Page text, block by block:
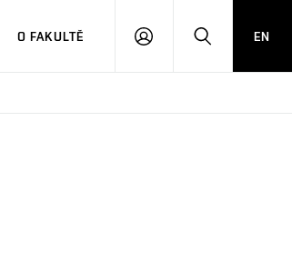
O FAKULTĚ
PŘIHLÁSITHLEDAT
EN